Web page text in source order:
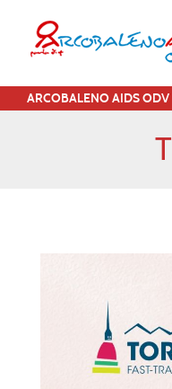
ARCOBALENO AIDS ODV